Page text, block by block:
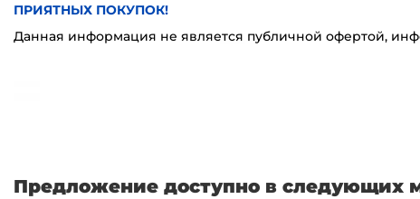
ПРИЯТНЫХ ПОКУПОК!
Данная информация не является публичной офертой,
Предложение доступно в следующих